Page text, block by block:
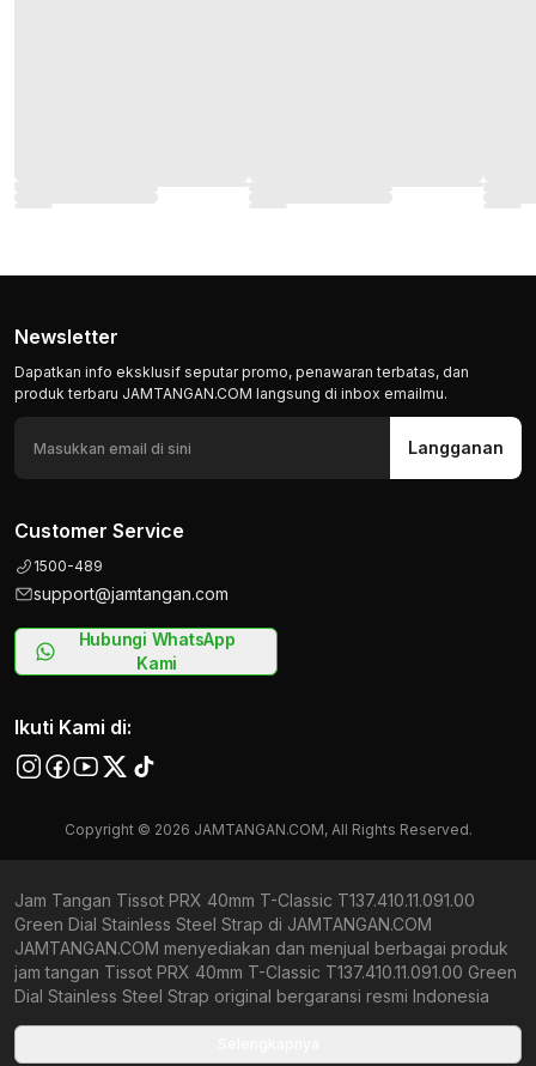
Newsletter
Dapatkan info eksklusif seputar promo, penawaran terbatas, dan
produk terbaru JAMTANGAN.COM langsung di inbox emailmu.
Langganan
Customer Service
1500-489
support@jamtangan.com
Hubungi WhatsApp
Kami
Ikuti Kami di:
Copyright © 2026 JAMTANGAN.COM, All Rights Reserved.
Jam Tangan Tissot PRX 40mm T-Classic T137.410.11.091.00
Green Dial Stainless Steel Strap di JAMTANGAN.COM
JAMTANGAN.COM menyediakan dan menjual berbagai produk
jam tangan Tissot PRX 40mm T-Classic T137.410.11.091.00 Green
Dial Stainless Steel Strap original bergaransi resmi Indonesia